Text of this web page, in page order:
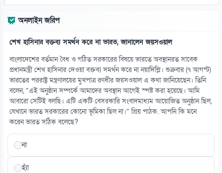
০৯ আগস্ট
১৪
হাসপাতালের ভুলে দুই পরিবারে বড় হলেন দুই নারী
০৯ আগস্ট
১৫
বাংলাদেশের স্বাস্থ্যসেবায় উন্নত আলট্রাসাউন্ড প্রযুক্তি চালু
০৯ আগস্ট
অনলাইন জরিপ
শেখ হাসিনার বক্তব্য সমর্থন করে না ভারত, জানালেন জয়সওয়াল
বাংলাদেশের বর্তমান বৈধ ও গঠিত সরকারের বিষয়ে ভারতে অবস্থানরত সাবেক
প্রধানমন্ত্রী শেখ হাসিনার দেওয়া বক্তব্য সমর্থন করে না নয়াদিল্লি। শুক্রবার (৭ আগস্ট)
ভারতের পররাষ্ট্র মন্ত্রণালয়ের মুখপাত্র রণধীর জয়সওয়াল এ কথা জানিয়েছেন। তিনি
বলেন, “এই অনুষ্ঠান সম্পর্কে আমাদের অবস্থান আগেই স্পষ্ট করা হয়েছে। আমি
আবারো সেটিই বলছি। এটি একটি বেসরকারি সংবাদমাধ্যম আয়োজিত অনুষ্ঠান ছিল,
যেখানে ভারত সরকারের কোনো ভূমিকা ছিল না।” প্রিয় পাঠক. আপনি কি মনে
করেন ভারত সঠিক বলেছে?
না
হ্যাঁ